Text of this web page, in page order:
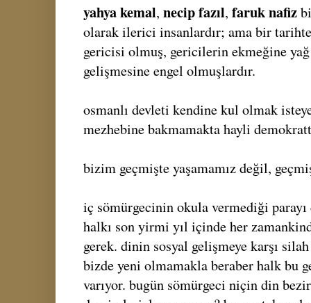
yahya kemal, necip fazıl, faruk nafiz
olarak ilerici insanlardır; ama bir
gericisi olmuş, gericilerin ekmeğine
gelişmesine engel olmuşlardır.
osmanlı devleti kendine kul olmak
mezhebine bakmamakta hayli
bizim geçmişte yaşamamız değil,
iç sömürgecinin okula vermediği
halkı son yirmi yıl içinde her
gerek. dinin sosyal gelişmeye karşı
bizde yeni olmamakla beraber halk bu
varıyor. bugün sömürgeci niçin din